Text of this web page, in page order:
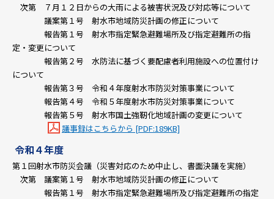
次第 ７月１２日からの大雨による被害状況及び対応等について
議案第１号 射水市地域防災計画の修正について
報告第１号 射水市指定緊急避難場所及び指定避難所の指
定・変更について
報告第２号 水防法に基づく要配慮者利用施設への位置付け
について
報告第３号 令和４年度射水市防災対策事業について
報告第４号 令和５年度射水市防災対策事業について
報告第５号 射水市国土強靭化地域計画の変更について
議事録はこちらから [PDF:189KB]
令和４年度
第１回射水市防災会議（災害対応のため中止し、書面決議を実施）
次第 議案第１号 射水市地域防災計画の修正について
報告第１号 射水市指定緊急避難場所及び指定避難所の指定